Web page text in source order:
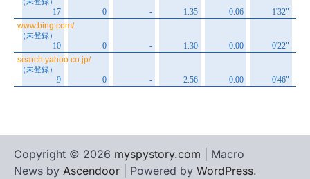
Copyright © 2026 myspystory.com | Macro
News by Ascendoor | Powered by WordPress.